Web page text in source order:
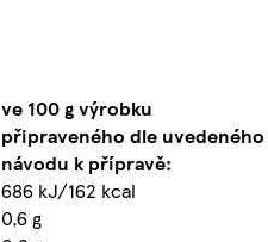
ve 100 g výrobku
připraveného dle uvedeného
návodu k přípravě:
686 kJ/162 kcal
0,6 g